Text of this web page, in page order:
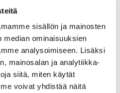
sisällön ja mainosten
median ominaisuuksien
analysoimiseen. Lisäksi
mainosalan ja analytiikka-
siitä, miten käytät
voivat yhdistää näitä
koesarjaa, joita on ollut
Suuri osa koekäytön
Saadun palautteen
päättänyt vaihtaa seksiä
neutraalimmiksi.